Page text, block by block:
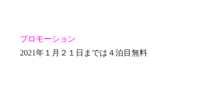
プロモーション
2021年１月２１日までは４泊目無料